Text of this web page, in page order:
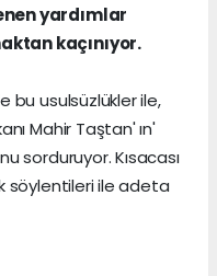
yardımlar
kaçınıyor.
bu usulsüzlükler ile,
Mahir Taştan' ın'
sorduruyor. Kısacası
söylentileri ile adeta